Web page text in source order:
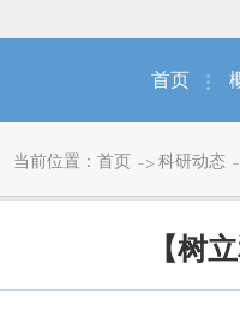
首页
当前位置： 首页 科研动态
【树